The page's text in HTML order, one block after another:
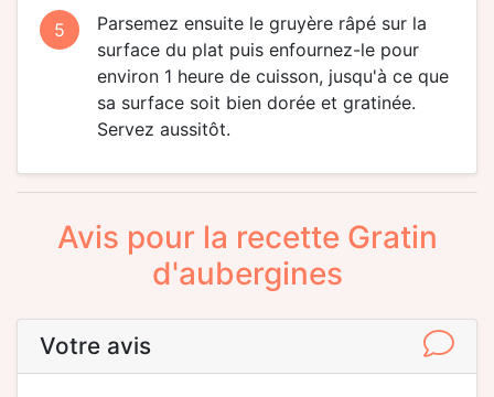
5
Parsemez ensuite le gruyère râpé sur la
surface du plat puis enfournez-le pour
environ 1 heure de cuisson, jusqu'à ce que
sa surface soit bien dorée et gratinée.
Servez aussitôt.
Avis pour la recette Gratin
d'aubergines
Votre avis